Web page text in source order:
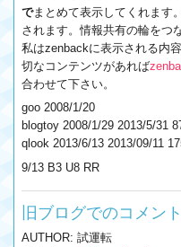
でまとめて表示してくれます
されます。情報共有の輪をつ
私はzenbackに表示される内
切なコンテンツがあれば
合わせて下さい。
goo 2008/1/20
blogtoy 2008/1/29 2013/5/31
qlook 2013/6/13 2013/09/11
9/13 B3 U8 RR
旧ブログでのコメント
AUTHOR: 試運転